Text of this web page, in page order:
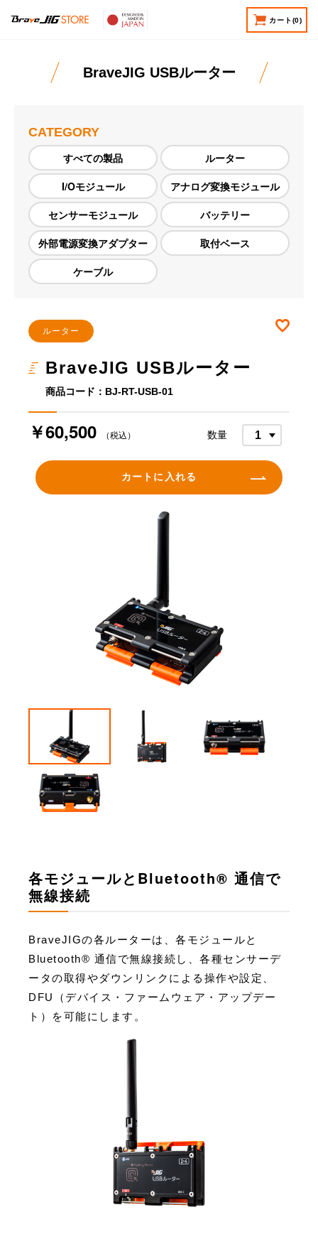
カート (0)
BraveJIG USBルーター
CATEGORY
すべての製品
ルーター
I/Oモジュール
アナログ変換モジュール
センサーモジュール
バッテリー
外部電源変換アダプター
取付ベース
ケーブル
ルーター
BraveJIG USBルーター
商品コード：BJ-RT-USB-01
￥60,500 （税込） 数量
カートに入れる
各モジュールとBluetooth® 通信で
無線接続
BraveJIGの各ルーターは、各モジュールと
Bluetooth® 通信で無線接続し、各種センサーデ
ータの取得やダウンリンクによる操作や設定、
DFU（デバイス・ファームウェア・アップデー
ト）を可能にします。